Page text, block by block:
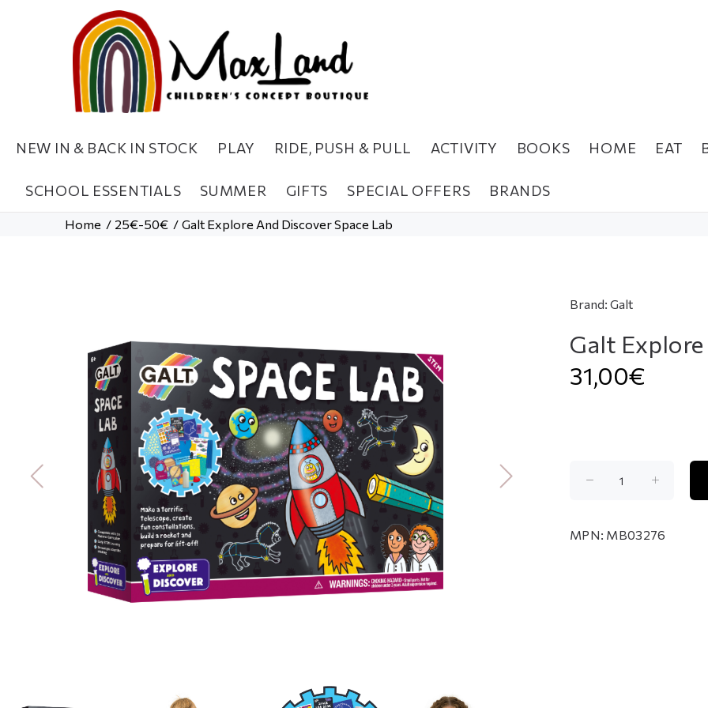
NEW IN & BACK IN STOCK PLAY RIDE, PUSH & PULL ACTIVITY BOOKS HOME EAT
SCHOOL ESSENTIALS SUMMER GIFTS SPECIAL OFFERS BRANDS
Home 25€-50€ Galt Explore And Discover Space Lab
Brand: Galt
Galt Explore
31,00€
MPN: MB03276